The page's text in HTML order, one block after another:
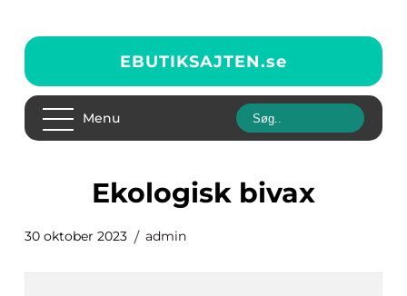
EBUTIKSAJTEN.se
Menu
ekologisk bivax
30 oktober 2023 admin